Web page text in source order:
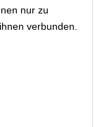
nur zu
verbunden.